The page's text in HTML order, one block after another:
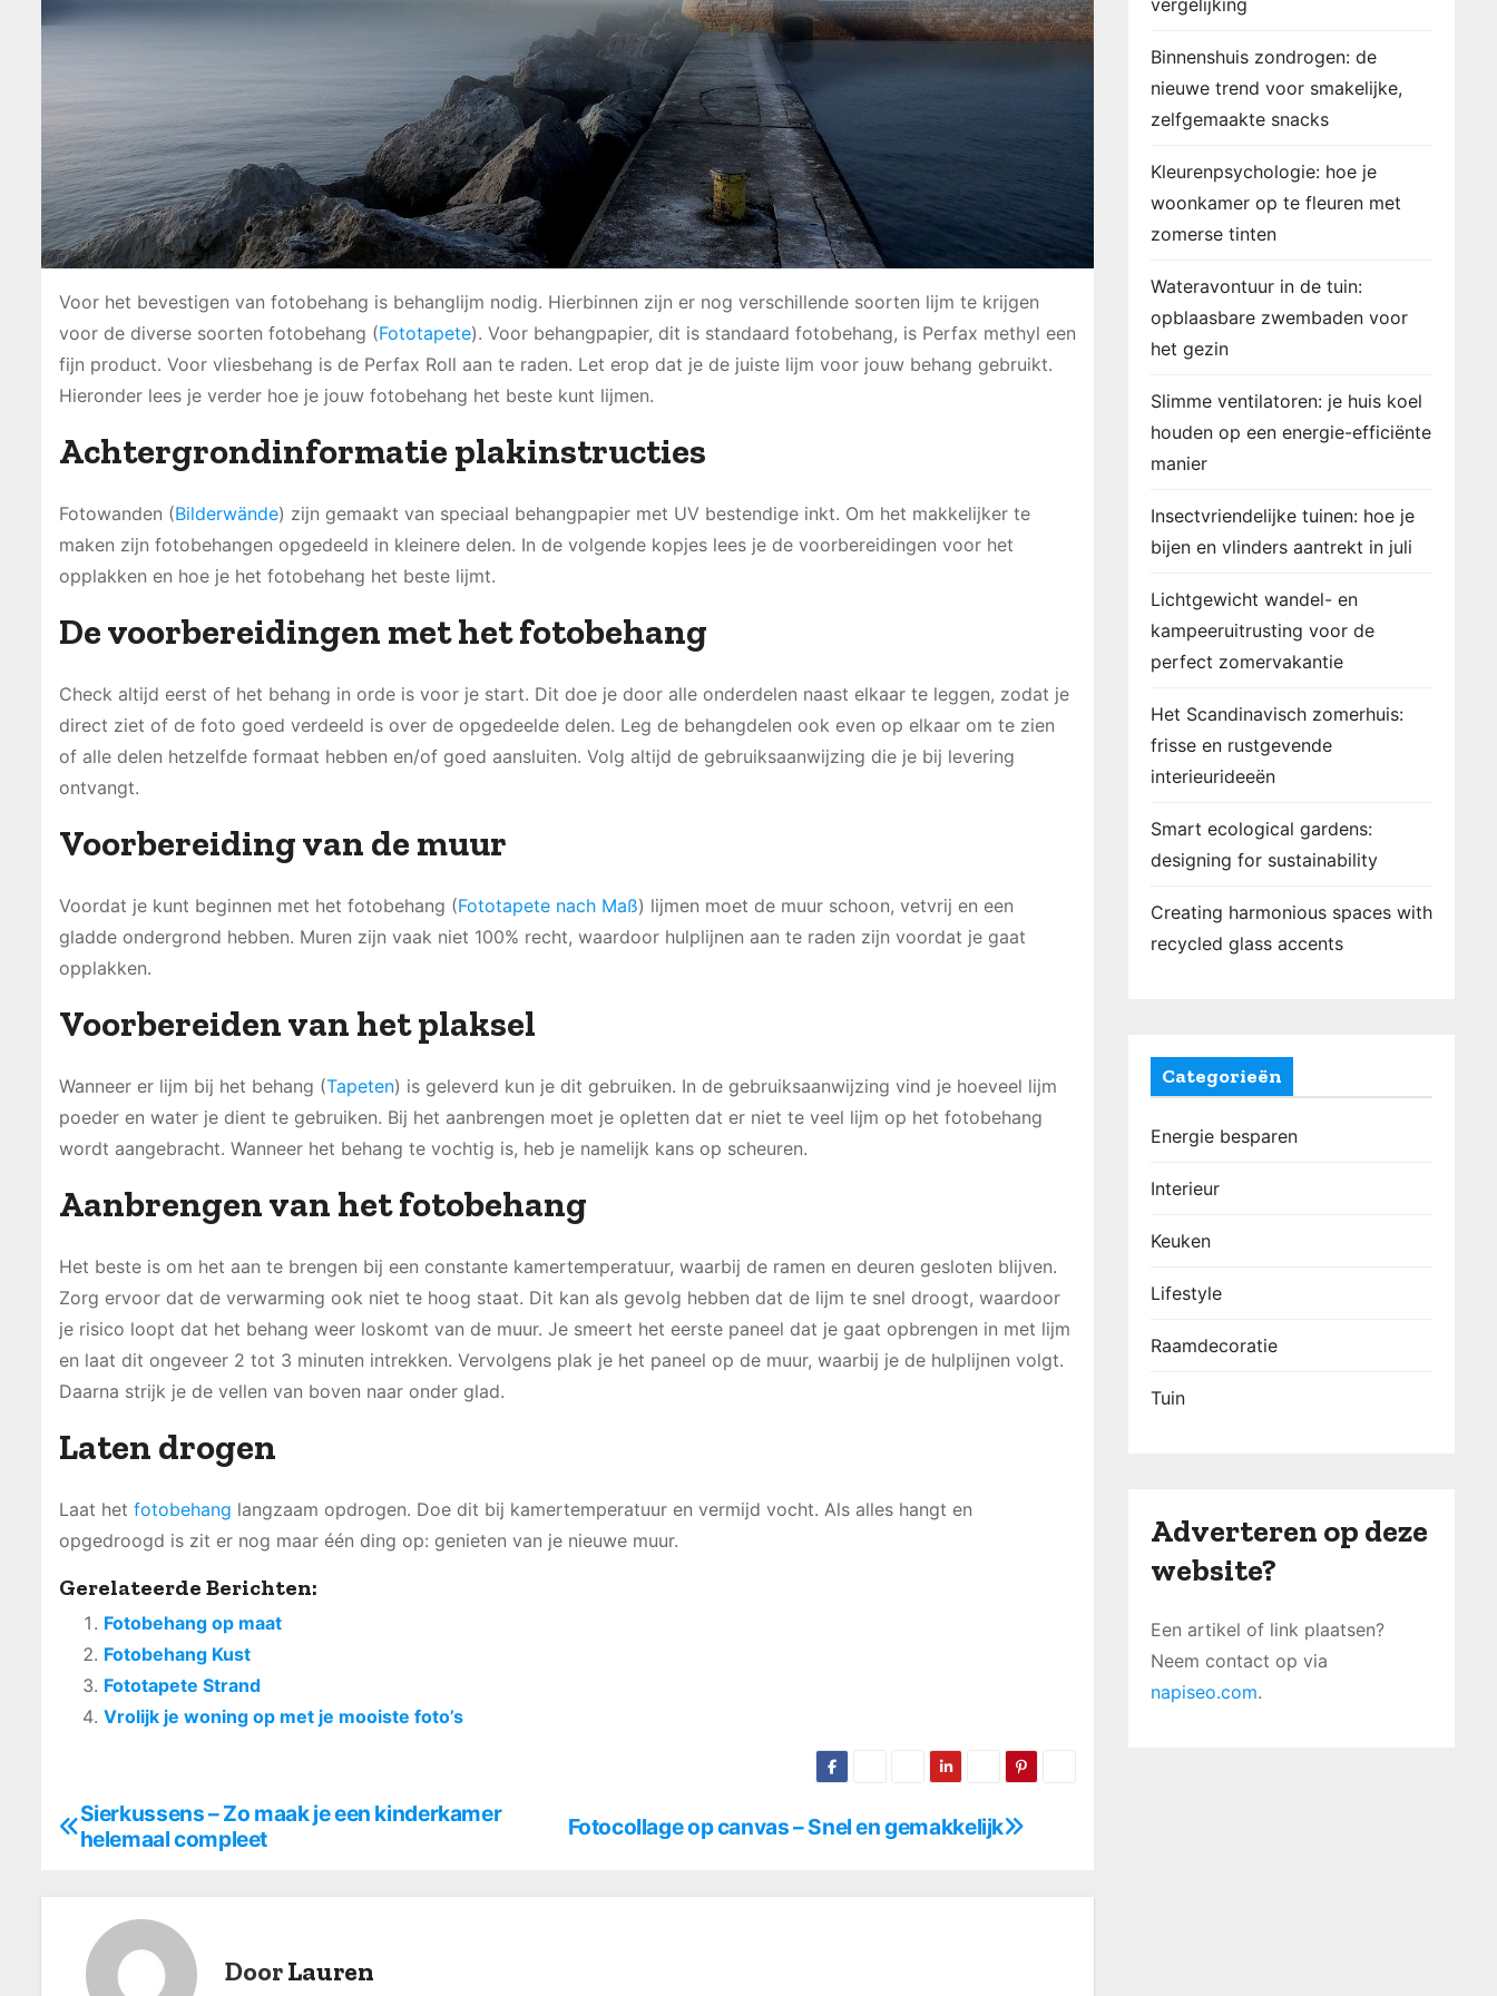
Voor het bevestigen van fotobehang is behanglijm nodig. Hierbinnen zijn er nog verschillende soorten lijm te krijgen
voor de diverse soorten fotobehang (Fototapete). Voor behangpapier, dit is standaard fotobehang, is Perfax methyl een
fijn product. Voor vliesbehang is de Perfax Roll aan te raden. Let erop dat je de juiste lijm voor jouw behang gebruikt.
Hieronder lees je verder hoe je jouw fotobehang het beste kunt lijmen.
Achtergrondinformatie plakinstructies
Fotowanden (Bilderwände) zijn gemaakt van speciaal behangpapier met UV bestendige inkt. Om het makkelijker te
maken zijn fotobehangen opgedeeld in kleinere delen. In de volgende kopjes lees je de voorbereidingen voor het
opplakken en hoe je het fotobehang het beste lijmt.
De voorbereidingen met het fotobehang
Check altijd eerst of het behang in orde is voor je start. Dit doe je door alle onderdelen naast elkaar te leggen, zodat je
direct ziet of de foto goed verdeeld is over de opgedeelde delen. Leg de behangdelen ook even op elkaar om te zien
of alle delen hetzelfde formaat hebben en/of goed aansluiten. Volg altijd de gebruiksaanwijzing die je bij levering
ontvangt.
Voorbereiding van de muur
Voordat je kunt beginnen met het fotobehang (Fototapete nach Maß) lijmen moet de muur schoon, vetvrij en een
gladde ondergrond hebben. Muren zijn vaak niet 100% recht, waardoor hulplijnen aan te raden zijn voordat je gaat
opplakken.
Voorbereiden van het plaksel
Wanneer er lijm bij het behang (Tapeten) is geleverd kun je dit gebruiken. In de gebruiksaanwijzing vind je hoeveel lijm
poeder en water je dient te gebruiken. Bij het aanbrengen moet je opletten dat er niet te veel lijm op het fotobehang
wordt aangebracht. Wanneer het behang te vochtig is, heb je namelijk kans op scheuren.
Aanbrengen van het fotobehang
Het beste is om het aan te brengen bij een constante kamertemperatuur, waarbij de ramen en deuren gesloten blijven.
Zorg ervoor dat de verwarming ook niet te hoog staat. Dit kan als gevolg hebben dat de lijm te snel droogt, waardoor
je risico loopt dat het behang weer loskomt van de muur. Je smeert het eerste paneel dat je gaat opbrengen in met lijm
en laat dit ongeveer 2 tot 3 minuten intrekken. Vervolgens plak je het paneel op de muur, waarbij je de hulplijnen volgt.
Daarna strijk je de vellen van boven naar onder glad.
Laten drogen
Laat het fotobehang langzaam opdrogen. Doe dit bij kamertemperatuur en vermijd vocht. Als alles hangt en
opgedroogd is zit er nog maar één ding op: genieten van je nieuwe muur.
Gerelateerde Berichten:
Fotobehang op maat
Fotobehang Kust
Fototapete Strand
Vrolijk je woning op met je mooiste foto’s
B
Fotocollage op canvas – Snel en gemakkelijk
Sierkussens – Zo maak je een kinderkamer
helemaal compleet
DoorLauren
vergelijking
Binnenshuis zondrogen: de
nieuwe trend voor smakelijke,
zelfgemaakte snacks
Kleurenpsychologie: hoe je
woonkamer op te fleuren met
zomerse tinten
Wateravontuur in de tuin:
opblaasbare zwembaden voor
het gezin
Slimme ventilatoren: je huis koel
houden op een energie-efficiënte
manier
Insectvriendelijke tuinen: hoe je
bijen en vlinders aantrekt in juli
Lichtgewicht wandel- en
kampeeruitrusting voor de
perfect zomervakantie
Het Scandinavisch zomerhuis:
frisse en rustgevende
interieurideeën
Smart ecological gardens:
designing for sustainability
Creating harmonious spaces with
recycled glass accents
Categorieën
Energie besparen
Interieur
Keuken
Lifestyle
Raamdecoratie
Tuin
Adverteren op deze
website?
Een artikel of link plaatsen?
Neem contact op via
napiseo.com.